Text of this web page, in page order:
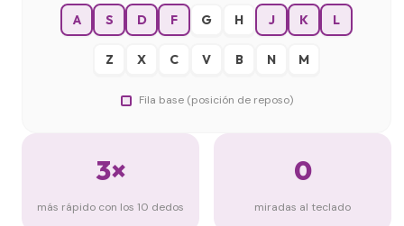
A S D F G H J K L
Z X C V B N M
Fila base (posición de reposo)
3×
más rápido con los 10 dedos
0
miradas al teclado